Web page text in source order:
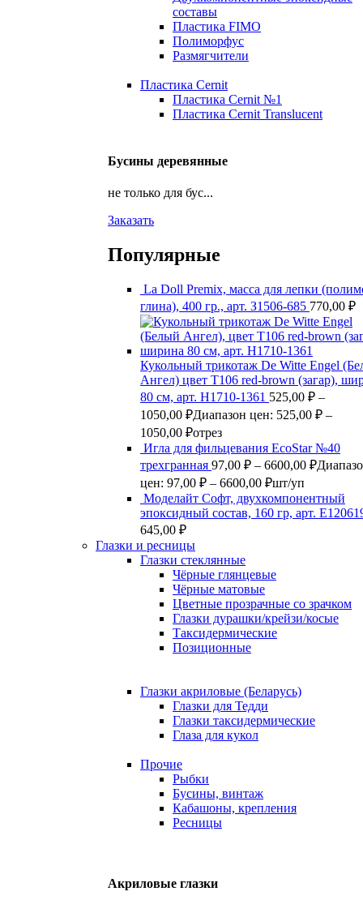
составы
Пластика FIMO
Полиморфус
Размягчители
Пластика Cernit
Пластика Cernit №1
Пластика Cernit Translucent
Бусины деревянные
не только для бус...
Заказать
Популярные
La Doll Premix, масса для лепки
глина), 400 гр., арт. З1506-685 770,00 ₽
Кукольный трикотаж De Witte Engel
Ангел) цвет Т106 red-brown (загар),
80 см, арт. Н1710-1361 525,00 ₽ –
1050,00 ₽Диапазон цен: 525,00 ₽ –
1050,00 ₽отрез
Игла для фильцевания EcoStar №40
трехгранная 97,00 ₽ – 6600,00 ₽
цен: 97,00 ₽ – 6600,00 ₽шт/уп
Моделайт Софт, двухкомпонентный
эпоксидный состав, 160 гр, арт.
645,00 ₽
Глазки и ресницы
Глазки стеклянные
Чёрные глянцевые
Чёрные матовые
Цветные прозрачные со зрачком
Глазки дурашки/крейзи/косые
Таксидермические
Позиционные
Глазки акриловые (Беларусь)
Глазки для Тедди
Глазки таксидермические
Глаза для кукол
Прочие
Рыбки
Бусины, винтаж
Кабашоны, крепления
Ресницы
Акриловые глазки